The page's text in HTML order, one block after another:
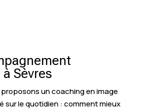
Sèvres
un coaching en image
sur le quotidien : comment mieux